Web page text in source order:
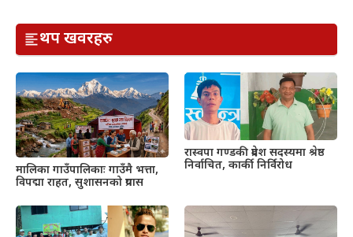
थप खवरहरु
मालिका गाउँपालिकाः गाउँमै भत्ता,
विपद्मा राहत, सुशासनको प्रयास
रास्वपा गण्डकी प्रदेश सदस्यमा श्रेष्ठ
निर्वाचित, कार्की निर्विरोध